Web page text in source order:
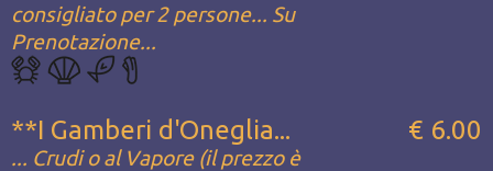
consigliato per 2 persone... Su
Prenotazione...
**I Gamberi d'Oneglia...
... Crudi o al Vapore (il prezzo è
€ 6.00